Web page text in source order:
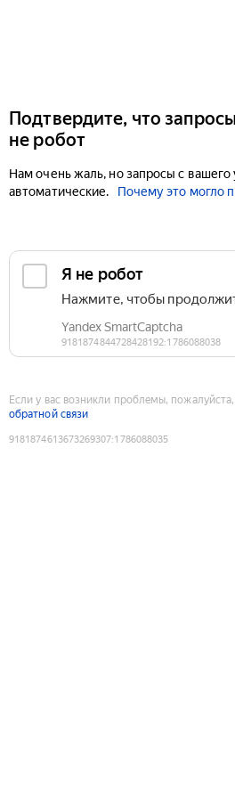
Подтвердите, что
не робот
Нам очень жаль, но запросы с вашего
автоматические.
Почему это могло
Если у вас возникли проблемы,
обратной связи
9181874613673269307:1786088035